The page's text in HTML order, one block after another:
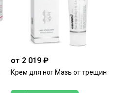
от 2 019 ₽
Крем для ног Мазь от трещин